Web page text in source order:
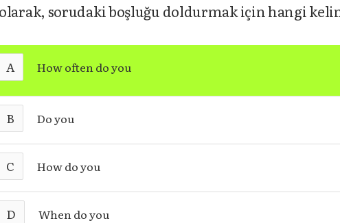
sorudaki boşluğu doldurmak için hangi
A How often do you
B Do you
C How do you
D When do you